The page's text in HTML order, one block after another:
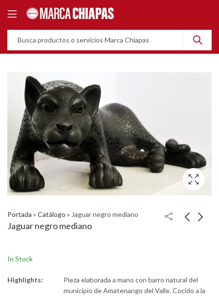
Portada » Catálogo » Jaguar negro mediano
Jaguar negro mediano
In Stock
Highlights:
Pieza elaborada a mano con barro natural del
municipio de Amatenango del Valle. Cocido a la